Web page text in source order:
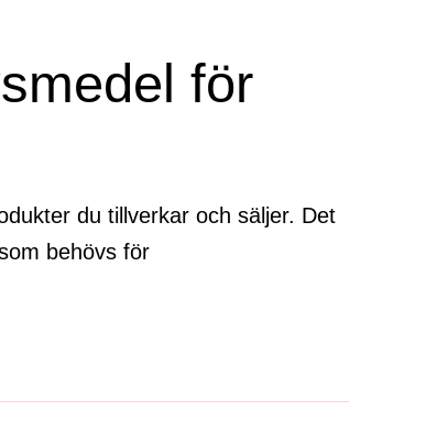
för
du tillverkar och säljer. Det
behövs för